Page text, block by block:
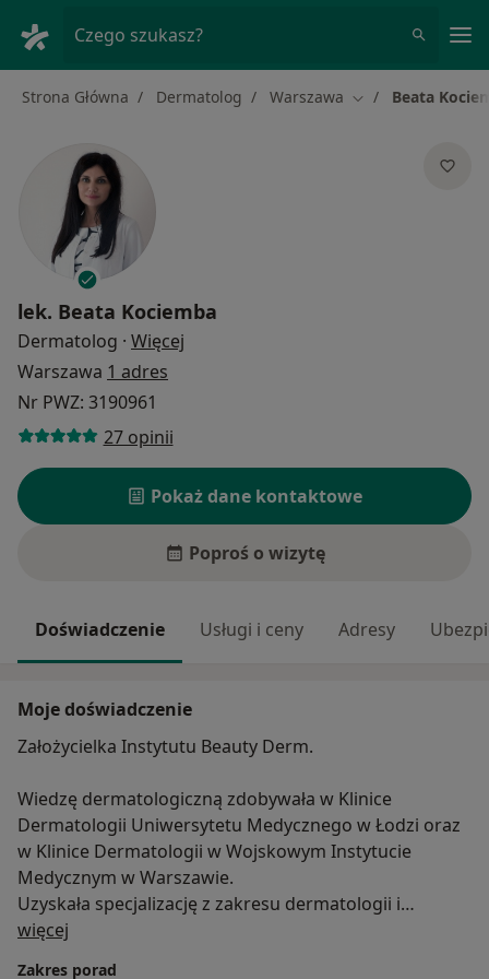
Czego szukasz?
Strona Główna Dermatolog Warszawa Zmień miasto
Beata
lek. Beata Kociemba
Dermatolog · Więcej
Warszawa 1 adres
Nr PWZ: 3190961
27 opinii
Pokaż dane kontaktowe
Poproś o wizytę
Doświadczenie Usługi i ceny Adresy
Moje doświadczenie
Założycielka Instytutu Beauty Derm.
Wiedzę dermatologiczną zdobywała w Klinice
Dermatologii Uniwersytetu Medycznego w Łodzi oraz
w Klinice Dermatologii w Wojskowym Instytucie
Medycznym w Warszawie.
Uzyskała specjalizację z zakresu dermatologii i
wenerologii II stopnia.
więcej
Zakres porad